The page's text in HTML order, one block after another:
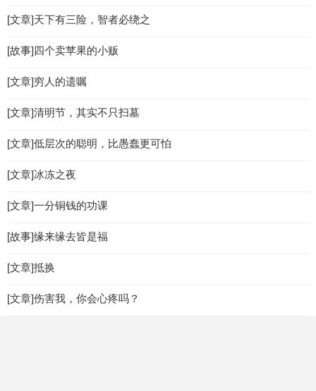
[文章]天下有三险，智者必绕之
[故事]四个卖苹果的小贩
[文章]穷人的遗嘱
[文章]清明节，其实不只扫墓
[文章]低层次的聪明，比愚蠢更可怕
[文章]冰冻之夜
[文章]一分铜钱的功课
[故事]缘来缘去皆是福
[文章]抵换
[文章]伤害我，你会心疼吗？